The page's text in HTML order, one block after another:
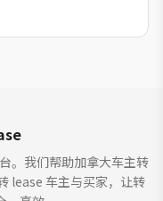
。我们帮助加拿大车主转
lease 车主与买家，让转